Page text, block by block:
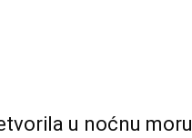
u noćnu moru